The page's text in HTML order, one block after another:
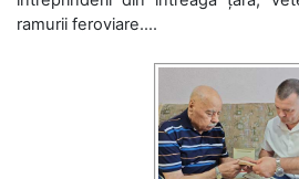
ramurii feroviare....